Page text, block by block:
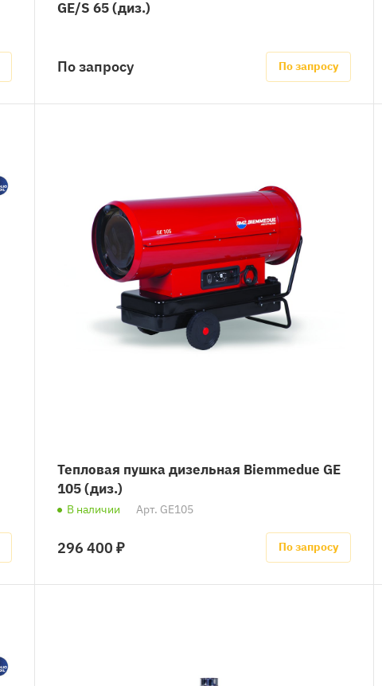
GE/S 65 (диз.)
По запросу По запросу
Тепловая пушка дизельная Biemmedue GE
105 (диз.)
В наличии Арт. GE105
296 400 ₽ По запросу